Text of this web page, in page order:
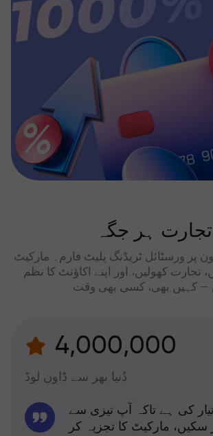
تجارت ہر جگہ
پر ورسٹائل ٹریڈنگ پلیٹ فارم۔ مارکیٹ
تجارت کھولیں، اور اپنے اکاؤنٹ کا نظم
— کہیں بھی، کسی بھی وقت
4,000,000
دُنیا بھر سے ڈاون لوڈ
کی ہے تاکہ آپ تیزی سے
سکیں، مارکیٹ کا تجزیہ کر